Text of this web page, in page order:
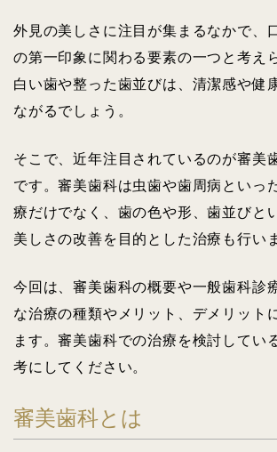
外見の美しさに注目が集まるなかで、
の第一印象に関わる要素の一つと考え
白い歯や整った歯並びは、清潔感や健
ながるでしょう。
そこで、近年注目されているのが審美
です。審美歯科は虫歯や歯周病といっ
療だけでなく、歯の色や形、歯並びと
美しさの改善を目的とした治療も行い
今回は、審美歯科の概要や一般歯科診
な治療の種類やメリット、デメリット
ます。審美歯科での治療を検討してい
考にしてください。
審美歯科とは